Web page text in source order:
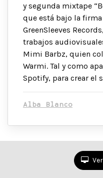
y segunda mixtape
que está bajo la
GreenSleeves
trabajos
Mimi Barbz, quien
Warmi. Tal y como
Spotify, para crear el
Alba Blanco